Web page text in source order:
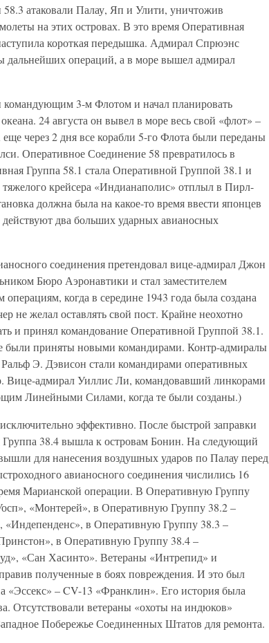
атаковали Палау, Яп и Улити, уничтожив
на этих островах. В это время Оперативная
короткая передышка. Адмирал Спрюэнс
дальнейших операций, а в море вышел адмирал
3-м Флотом и начал планировать
24 августа он вывел в море весь свой «флот» –
через 2 дня все корабли 5-го Флота были переданы
Оперативное Соединение 58 превратилось в
Группа 58.1 стала Оперативной Группой 38.1 и
крейсера «Индианаполис» отплыл в Пирл-
должна была на какое-то время ввести японцев
два больших ударных авианосных
соединения претендовал вице-адмирал Джон
Бюро Аэронавтики и стал заместителем
когда в середине 1943 года была создана
не желал оставлять свой пост. Крайне неохотно
и принял командование Оперативной Группой 38.1.
были приняты новыми командирами. Контр-адмиралы
Э. Дэвисон стали командирами оперативных
Вице-адмирал Уиллис Ли, командовавший линкорами
Линейными Силами, когда те были созданы.)
эффективно. После быстрой заправки
Группа 38.4 вышла к островам Бонин. На следующий
для нанесения воздушных ударов по Палау перед
авианосного соединения числились 16
Марианской операции. В Оперативную Группу
«Монтерей», в Оперативную Группу 38.2 –
в Оперативную Группу 38.3 –
в Оперативную Группу 38.4 –
«Сан Хасинто». Ветераны «Интрепид» и
полученные в боях повреждения. И это был
«Эссекс» – CV-13 «Франклин». Его история была
Отсутствовали ветераны «охоты на индюков»
Побережье Соединенных Штатов для ремонта.